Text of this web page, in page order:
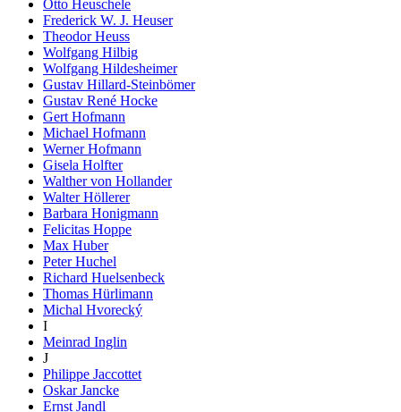
Otto Heuschele
Frederick W. J. Heuser
Theodor Heuss
Wolfgang Hilbig
Wolfgang Hildesheimer
Gustav Hillard-Steinbömer
Gustav René Hocke
Gert Hofmann
Michael Hofmann
Werner Hofmann
Gisela Holfter
Walther von Hollander
Walter Höllerer
Barbara Honigmann
Felicitas Hoppe
Max Huber
Peter Huchel
Richard Huelsenbeck
Thomas Hürlimann
Michal Hvorecký
I
Meinrad Inglin
J
Philippe Jaccottet
Oskar Jancke
Ernst Jandl